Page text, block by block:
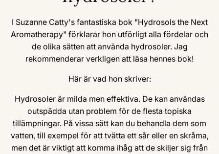
I Suzanne Catty's fantastiska bok "Hydrosols the Next
Aromatherapy" förklarar hon utförligt alla fördelar och
de olika sätten att använda hydrosoler. Jag
rekommenderar verkligen att läsa hennes bok!
Här är vad hon skriver:
Hydrosoler är milda men effektiva. De kan användas
outspädda utan problem för de flesta topiska
tillämpningar. På vissa sätt kan du behandla dem som
vatten, till exempel för att tvätta ett sår eller en skråma,
men det är viktigt att komma ihåg att de skiljer sig från